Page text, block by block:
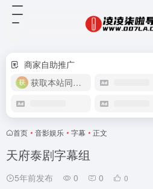
商家自助推广
获取本站同款主题
首页 • 音影娱乐 • 字幕 • 正文
天府泰剧字幕组
5年前发布 0 0 0